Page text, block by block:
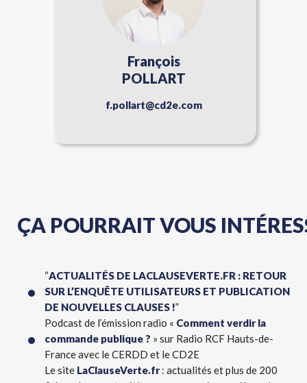
François
POLLART
f.pollart@cd2e.com
ÇA POURRAIT VOUS
“ACTUALITÉS DE LACLAUSEVERTE.FR : RETOUR
SUR L’ENQUÊTE UTILISATEURS ET PUBLICATION
DE NOUVELLES CLAUSES !”
Podcast de l’émission radio « Comment verdir la
commande publique ? » sur Radio RCF Hauts-de-
France avec le CERDD et le CD2E
Le site LaClauseVerte.fr: actualités et plus de 200